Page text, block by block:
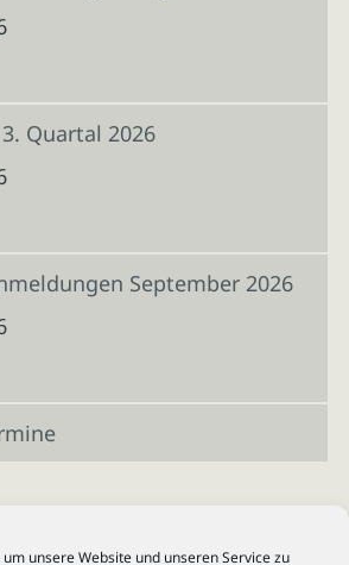
unsere Website und unseren Service zu
Quartal 2026
September 2026